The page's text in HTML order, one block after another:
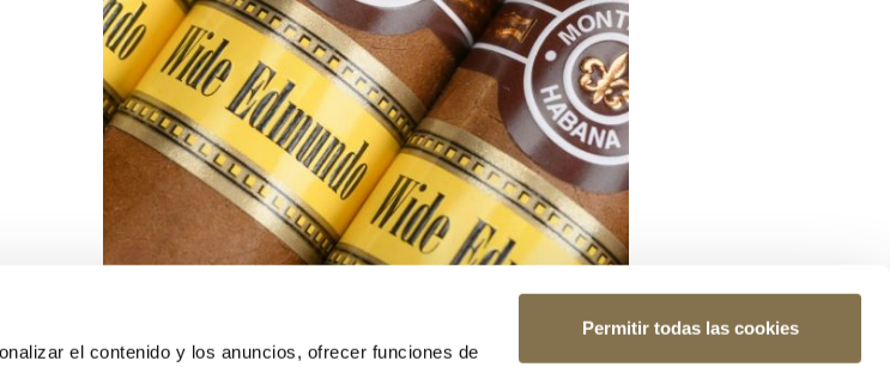
el contenido y los anuncios, ofrecer funciones de
Permitir todas las cookies